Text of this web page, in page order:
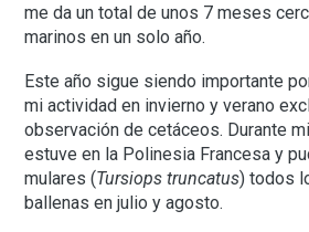
me da un total de unos 7 meses
marinos en un solo año.
Este año sigue siendo importante
mi actividad en invierno y verano
observación de cetáceos. Durante
estuve en la Polinesia Francesa y
mulares (Tursiops truncatus) todos
ballenas en julio y agosto.